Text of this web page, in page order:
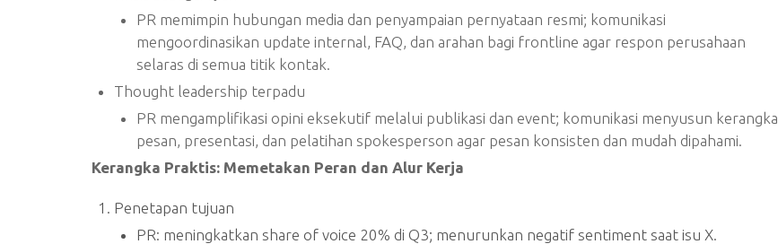
PR memimpin hubungan media dan penyampaian pernyataan resmi; komunikasi
mengoordinasikan update internal, FAQ, dan arahan bagi frontline agar respon perusahaan
selaras di semua titik kontak.
Thought leadership terpadu
PR mengamplifikasi opini eksekutif melalui publikasi dan event; komunikasi menyusun kerangka
pesan, presentasi, dan pelatihan spokesperson agar pesan konsisten dan mudah dipahami.
Kerangka Praktis: Memetakan Peran dan Alur Kerja
Penetapan tujuan
PR: meningkatkan share of voice 20% di Q3; menurunkan negatif sentiment saat isu X.